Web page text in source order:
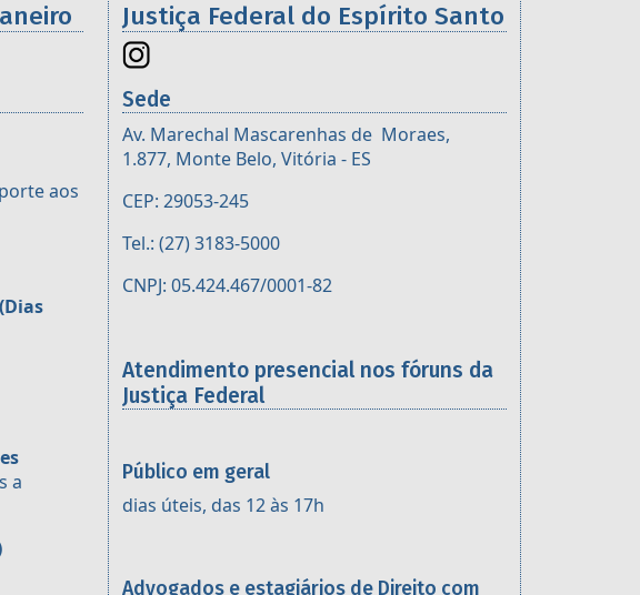
aos
(Dias
a
Justiça Federal do Espírito Santo
Sede
Av. Marechal Mascarenhas de Moraes,
1.877, Monte Belo, Vitória - ES
CEP: 29053-245
Tel.: (27) 3183-5000
CNPJ: 05.424.467/0001-82
Atendimento presencial nos fóruns da
Justiça Federal
Público em geral
dias úteis, das 12 às 17h
Advogados e estagiários de Direito com